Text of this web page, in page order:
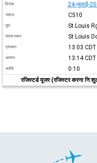
दिनांक 24-जुलाई-
जहाज C510
मूल St Louis
गंतव्य स्थान St Louis
प्रस्थान 13:03 CDT
आगमन 13:14CDT
अवधि
0:10
रजिस्टर्ड यूजर (रजिस्टर करना